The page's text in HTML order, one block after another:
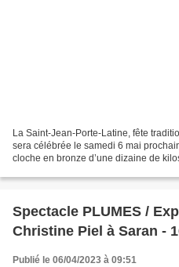
La Saint-Jean-Porte-Latine, fête
sera célébrée le samedi 6 mai
cloche en bronze d’une dizaine de
Spectacle PLUMES /
Christine Piel à Saran -
Publié le 06/04/2023 à 09:51